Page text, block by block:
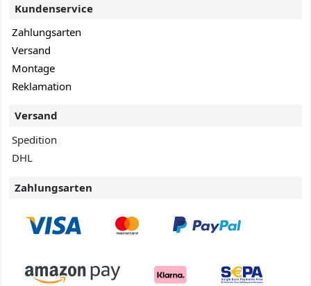
Kundenservice
Zahlungsarten
Versand
Montage
Reklamation
Versand
Spedition
DHL
Zahlungsarten